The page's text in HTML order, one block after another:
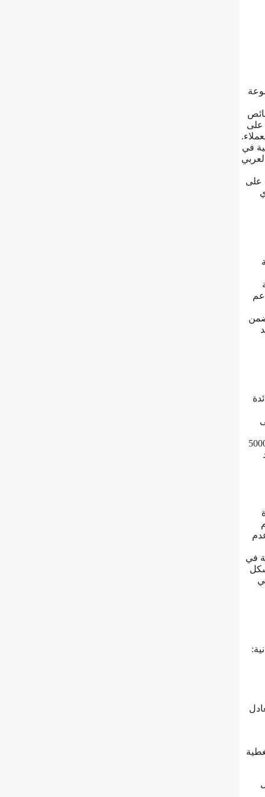
على
في
على
وتتضمن
فائدة
البطاقة من تغطية تأمينية لتأخير السفر بمبلغ يصل إلى 2000 دولار وللأمتعة المفقودة بمبلغ يصل إلى 5000
معاملة تنافسية تبلغ 1.99% مع عدم
في
وتغطية